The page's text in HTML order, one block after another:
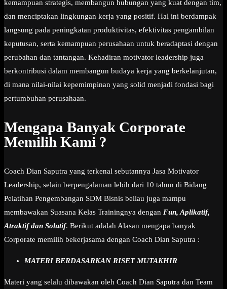
kemampuan strategis, membangun hubungan yang kuat dengan tim,
dan menciptakan lingkungan kerja yang positif. Hal ini berdampak
langsung pada peningkatan produktivitas, efektivitas pengambilan
keputusan, serta kemampuan perusahaan untuk beradaptasi dengan
perubahan dan tantangan. Kehadiran motivator leadership juga
berkontribusi dalam membangun budaya kerja yang berkelanjutan,
di mana nilai-nilai kepemimpinan yang solid menjadi fondasi bagi
pertumbuhan perusahaan.
Mengapa Banyak Corporate
Memilih Kami ?
Coach Dian Saputra yang terkenal sebutannya Jasa Motivator
Leadership, selain berpengalaman lebih dari 10 tahun di Bidang
Pelatihan Pengembangan SDM Bisnis beliau juga mampu
membawakan Suasana Kelas Trainingnya dengan Fun, Aplikatif,
Atraktif dan Solutif. Berikut adalah Alasan mengapa banyak
Corporate memilih bekerjasama dengan Coach Dian Saputra :
MATERI BERDASARKAN RISET MUTAKHIR
Materi yang selalu dibawakan oleh Coach Dian Saputra dan Team